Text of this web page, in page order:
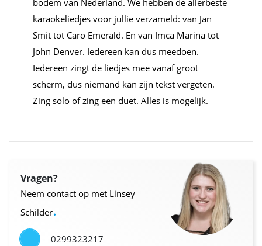
karaokeliedjes voor jullie verzameld: van Jan
Smit tot Caro Emerald. En van Imca Marina tot
John Denver. Iedereen kan dus meedoen.
Iedereen zingt de liedjes mee vanaf groot
scherm, dus niemand kan zijn tekst vergeten.
Zing solo of zing een duet. Alles is mogelijk.
Vragen?
Neem contact op met Linsey
Schilder.
0299323217